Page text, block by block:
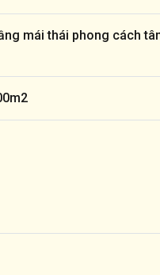
mái thái phong cách